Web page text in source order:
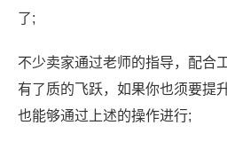
了;
不少卖家通过老师的指导，配合
有了质的飞跃，如果你也须要提
也能够通过上述的操作进行;